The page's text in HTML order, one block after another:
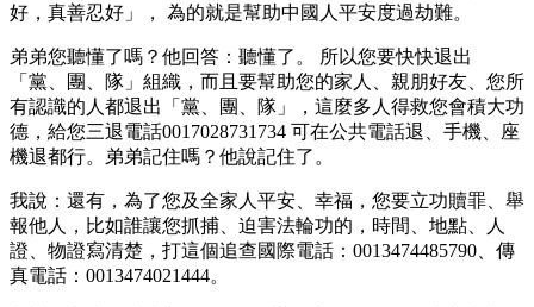
好，真善忍好」， 為的就是幫助中國人平安度過劫難。
弟弟您聽懂了嗎？他回答：聽懂了。 所以您要快快退出
「黨、團、隊」組織，而且要幫助您的家人、親朋好友、您所
有認識的人都退出「黨、團、隊」，這麼多人得救您會積大功
德，給您三退電話0017028731734 可在公共電話退、手機、座
機退都行。弟弟記住嗎？他說記住了。
我說：還有，為了您及全家人平安、幸福，您要立功贖罪、舉
報他人，比如誰讓您抓捕、迫害法輪功的，時間、地點、人
證、物證寫清楚，打這個追查國際電話：0013474485790、傳
真電話：0013474021444。